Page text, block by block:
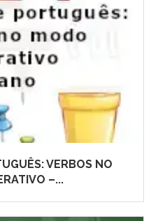
VERBOS NO
–...